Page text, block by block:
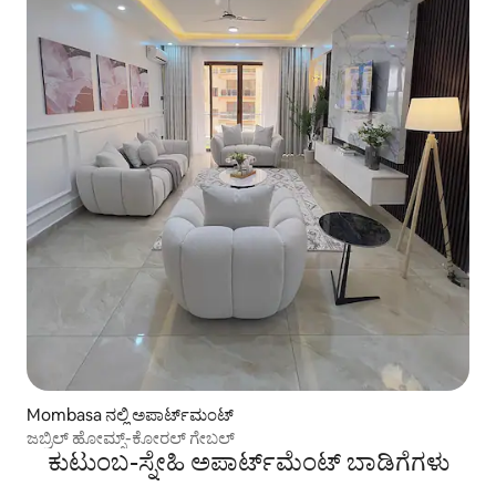
Mombasa ನಲ್ಲಿ ಅಪಾರ್ಟ್‌ಮಂಟ್
ಜಬ್ರಿಲ್ ಹೋಮ್ಸ್-ಕೋರಲ್ ಗೇಬಲ್
ಕುಟುಂಬ-ಸ್ನೇಹಿ ಅಪಾರ್ಟ್‌ಮೆಂಟ್ ಬಾಡಿಗೆಗಳು